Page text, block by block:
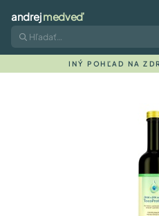
andrejmedveď
INÝ POHĽAD NA